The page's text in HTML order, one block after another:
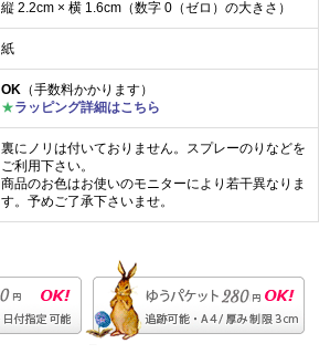
縦 2.2cm × 横 1.6cm（数字 0（ゼロ）の大きさ）
紙
OK （手数料かかります）
★ラッピング詳細はこちら
裏にノリは付いておりません。スプレーのりなどを
ご利用下さい。
商品のお色はお使いのモニターにより若干異なりま
す。予めご了承下さいませ。